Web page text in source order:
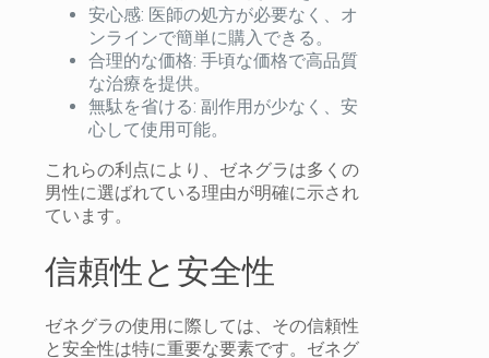
安心感: 医師の処方が必要なく、オ
ンラインで簡単に購入できる。
合理的な価格: 手頃な価格で高品質
な治療を提供。
無駄を省ける: 副作用が少なく、安
心して使用可能。
これらの利点により、ゼネグラは多くの
男性に選ばれている理由が明確に示され
ています。
信頼性と安全性
ゼネグラの使用に際しては、その信頼性
と安全性は特に重要な要素です。ゼネグ